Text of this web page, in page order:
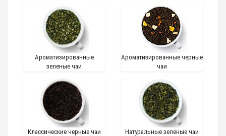
Ароматизированные
зеленые чаи
Ароматизированные черные
чаи
Классические черные чаи Натуральные зеленые чаи